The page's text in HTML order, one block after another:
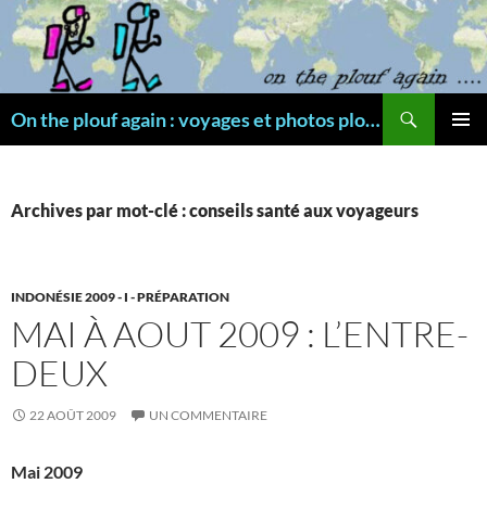
Aller
au
contenu
On the plouf again : voyages et photos plongée
Archives par mot-clé : conseils santé aux voyageurs
INDONÉSIE 2009 - I - PRÉPARATION
MAI À AOUT 2009 : L’ENTRE-
DEUX
22 AOÛT 2009 UN COMMENTAIRE
Mai 2009